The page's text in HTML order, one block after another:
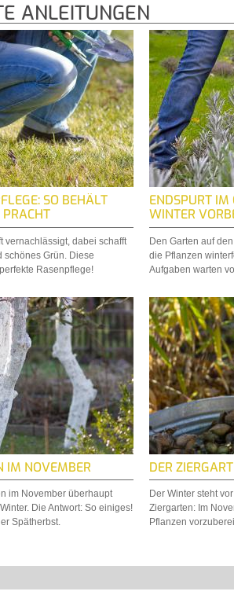
ANLEITUNGEN
SO BEHÄLT
PRACHT
vernachlässigt, dabei schafft
schönes Grün. Diese
Rasenpflege!
ENDSPURT
WINTER
Den Garten auf
die Pflanzen
Aufgaben warten
IM NOVEMBER
im November überhaupt
Die Antwort: So einiges!
Spätherbst.
DER
Der Winter steht
Ziergarten: Im
Pflanzen